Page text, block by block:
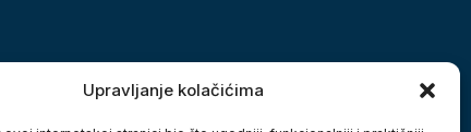
Upravljanje kolačićima